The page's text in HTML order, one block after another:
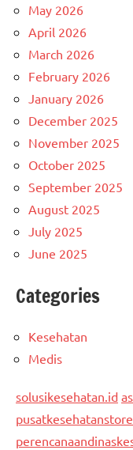
May 2026
April 2026
March 2026
February 2026
January 2026
December 2025
November 2025
October 2025
September 2025
August 2025
July 2025
June 2025
Categories
Kesehatan
Medis
solusikesehatan.id